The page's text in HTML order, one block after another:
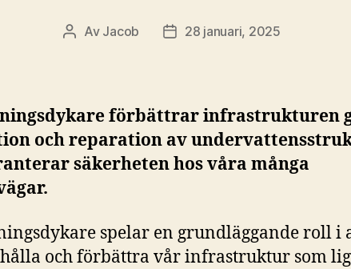
Inläggsförfattare
Av Jacob Inläggsdatum
28 januari, 2025
förbättrar infrastrukturen
och reparation av
säkerheten hos våra många
spelar en grundläggande roll i
och förbättra vår infrastruktur som